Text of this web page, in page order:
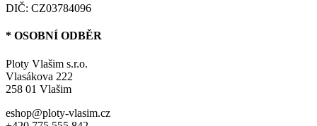
DIČ: CZ03784096
* OSOBNÍ ODBĚR
Ploty Vlašim s.r.o.
Vlasákova 222
258 01 Vlašim
eshop@ploty-vlasim.cz